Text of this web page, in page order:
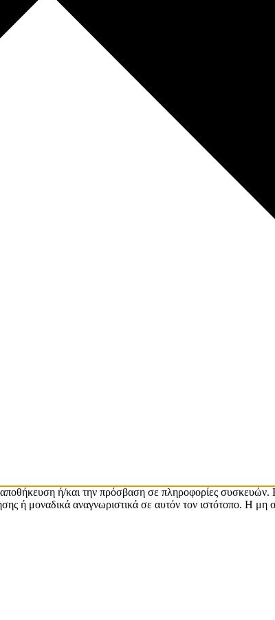
ή/και την πρόσβαση σε πληροφορίες συσκευών.
ή μοναδικά αναγνωριστικά σε αυτόν τον ιστότοπο. Η